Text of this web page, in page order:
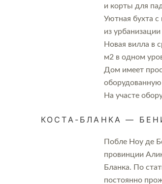
и корты для
Уютная бухта
из
Новая вилла в
м2 в одном
Дом имеет
На участе
КОСТА-БЛАНКА —
Побле Ноу де
провинции
Бланка. По
постоянно